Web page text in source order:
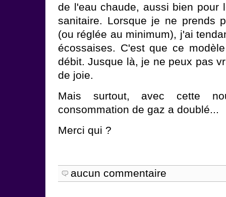
de l'eau chaude, aussi bien pour
sanitaire. Lorsque je ne prends
(ou réglée au minimum), j'ai
écossaises. C'est que ce
débit. Jusque là, je ne peux pas
de joie.
Mais surtout, avec cette
consommation de gaz a doublé...
Merci qui ?
aucun commentaire